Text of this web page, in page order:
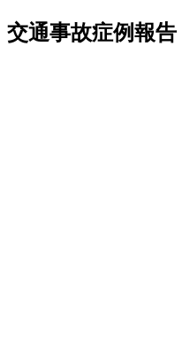
交通事故症例報告